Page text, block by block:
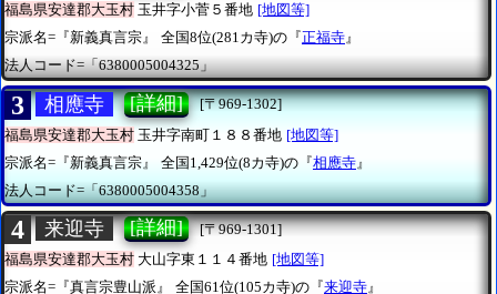
福島県安達郡大玉村 玉井字小菅５番地 [地図等]
宗派名=『新義真言宗』
全国8位(281カ寺)の『正福寺』
法人コード=「6380005004325」
3 相應寺 [詳細]
[〒969-1302]
福島県安達郡大玉村 玉井字南町１８８番地 [地図等]
宗派名=『新義真言宗』
全国1,429位(8カ寺)の『相應寺 』
法人コード=「6380005004358」
4 来迎寺 [詳細]
[〒969-1301]
福島県安達郡大玉村 大山字東１１４番地 [地図等]
宗派名=『真言宗豊山派』
全国61位(105カ寺)の『来迎寺 』